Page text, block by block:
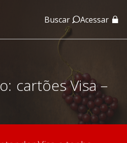
Buscar Acessar
cartões Visa –